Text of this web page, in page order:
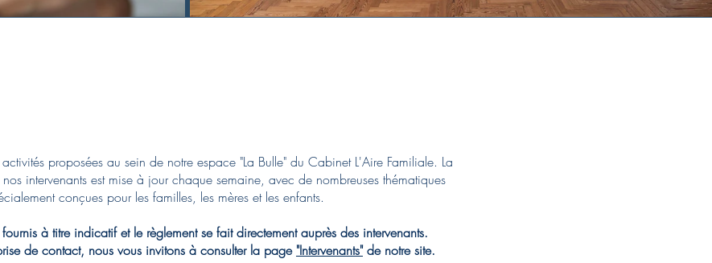
proposées au sein de notre espace "La Bulle" du Cabinet L'Aire Familiale. La
intervenants est mise à jour chaque semaine, avec de nombreuses thématiques
conçues pour les familles, les mères et les enfants.
à titre indicatif et le règlement se fait directement auprès des intervenants.
de contact, nous vous invitons à consulter la page "Intervenants"de notre site.